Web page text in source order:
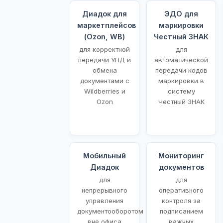
Диадок для
маркетплейсов
(Ozon, WB)
для корректной
передачи УПД и
обмена
документами с
Wildberries и
Ozon
ЭДО для
маркировки
Честный ЗНАК
для
автоматической
передачи кодов
маркировки в
систему
Честный ЗНАК
Мобильный
Диадок
для
непрерывного
управления
документооборотом
Мониторинг
документов
для
оперативного
контроля за
подписанием